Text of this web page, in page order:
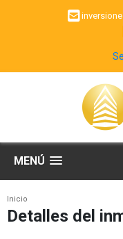
MENÚ
Inicio
Detalles del